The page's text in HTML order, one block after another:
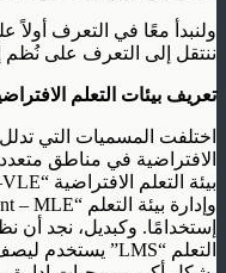
ولنبدأ معًا في التعرف أولاً
ننتقل إلى التعرف على نُظم
تعريف بيئات التعلم
اختلفت المسميات التي
الافتراضية في مناطق